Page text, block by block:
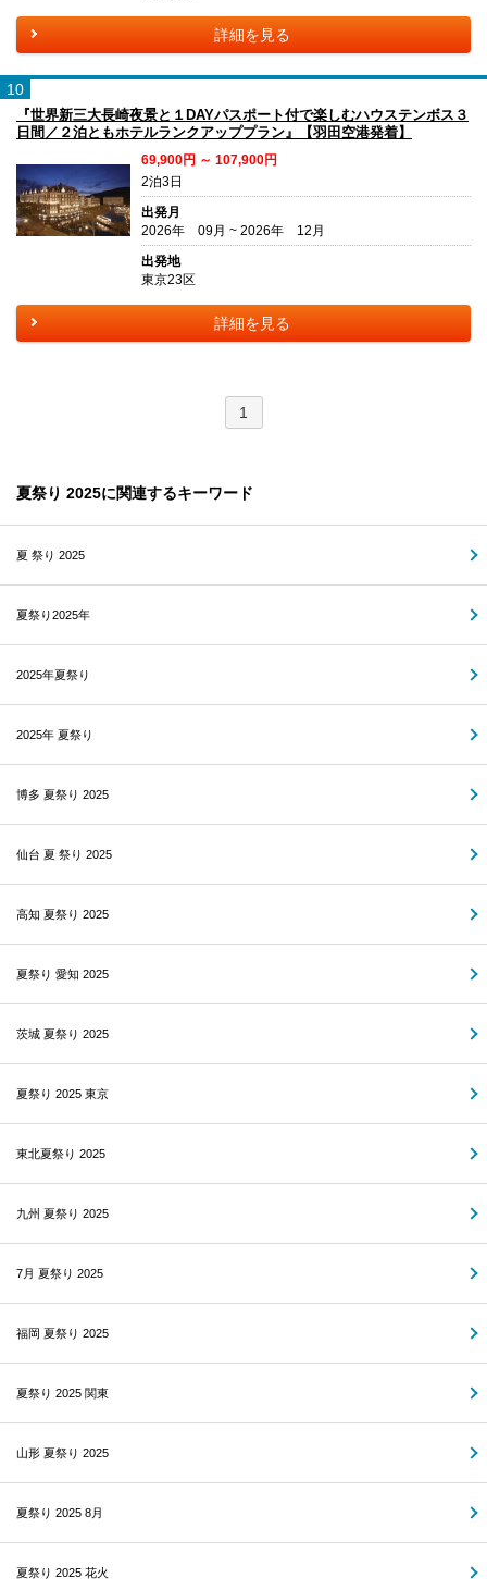
詳細を見る
10
『世界新三大長崎夜景と１DAYパスポート付で楽しむハウステンボス３
日間／２泊ともホテルランクアッププラン』【羽田空港発着】
69,900円 ～ 107,900円
2泊3日
出発月
2026年 09月 ~ 2026年 12月
出発地
東京23区
詳細を見る
1
夏祭り 2025に関連するキーワード
夏 祭り 2025
夏祭り2025年
2025年夏祭り
2025年 夏祭り
博多 夏祭り 2025
仙台 夏 祭り 2025
高知 夏祭り 2025
夏祭り 愛知 2025
茨城 夏祭り 2025
夏祭り 2025 東京
東北夏祭り 2025
九州 夏祭り 2025
7月 夏祭り 2025
福岡 夏祭り 2025
夏祭り 2025 関東
山形 夏祭り 2025
夏祭り 2025 8月
夏祭り 2025 花火